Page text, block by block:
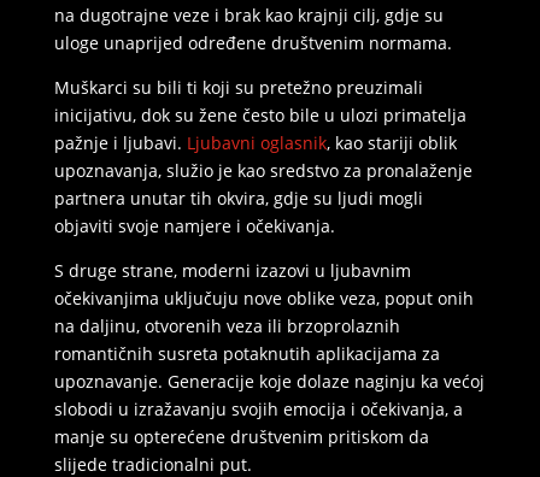
na dugotrajne veze i brak kao krajnji cilj, gdje su
uloge unaprijed određene društvenim normama.
Muškarci su bili ti koji su pretežno preuzimali
inicijativu, dok su žene često bile u ulozi primatelja
pažnje i ljubavi. Ljubavni oglasnik, kao stariji oblik
upoznavanja, služio je kao sredstvo za pronalaženje
partnera unutar tih okvira, gdje su ljudi mogli
objaviti svoje namjere i očekivanja.
S druge strane, moderni izazovi u ljubavnim
očekivanjima uključuju nove oblike veza, poput onih
na daljinu, otvorenih veza ili brzoprolaznih
romantičnih susreta potaknutih aplikacijama za
upoznavanje. Generacije koje dolaze naginju ka većoj
slobodi u izražavanju svojih emocija i očekivanja, a
manje su opterećene društvenim pritiskom da
slijede tradicionalni put.